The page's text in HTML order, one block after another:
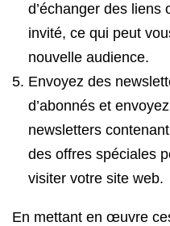
d’échanger des liens
invité, ce qui peut
nouvelle audience.
Envoyez des
d’abonnés et
newsletters
des offres spéciales
visiter votre site web.
En mettant en œuvre